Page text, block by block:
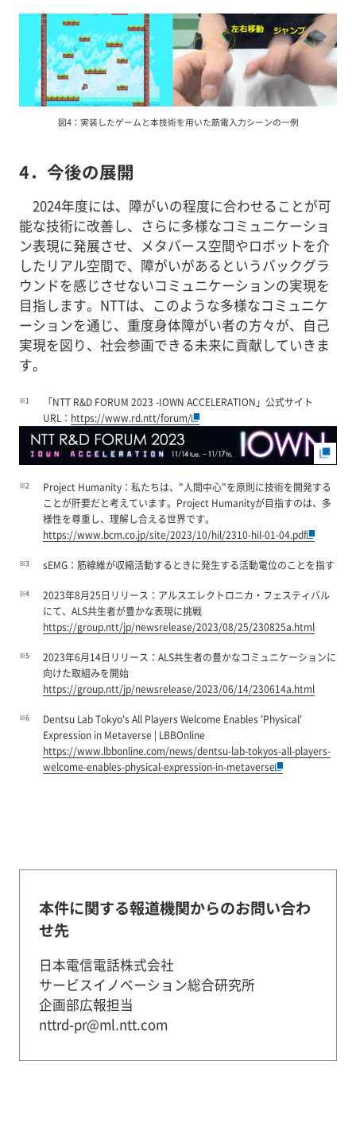
図4：実装したゲームと本技術を用いた筋電入力シーンの一例
4．今後の展開
2024年度には、障がいの程度に合わせることが可
能な技術に改善し、さらに多様なコミュニケーショ
ン表現に発展させ、メタバース空間やロボットを介
したリアル空間で、障がいがあるというバックグラ
ウンドを感じさせないコミュニケーションの実現を
目指します。NTTは、このような多様なコミュニケ
ーションを通じ、重度身体障がい者の方々が、自己
実現を図り、社会参画できる未来に貢献していきま
す。
※1
「NTT R&D FORUM 2023 -IOWN ACCELERATION」公式サイト
URL： https://www.rd.ntt/forum/
※2
Project Humanity：私たちは、"人間中心"を原則に技術を開発する
ことが肝要だと考えています。Project Humanityが目指すのは、多
様性を尊重し、理解し合える世界です。
https://www.bcm.co.jp/site/2023/10/hil/2310-hil-01-04.pdf
※3 sEMG：筋線維が収縮活動するときに発生する活動電位のことを指す
※4
2023年8月25日リリース：アルスエレクトロニカ・フェスティバル
にて、ALS共生者が豊かな表現に挑戦
https://group.ntt/jp/newsrelease/2023/08/25/230825a.html
※5
2023年6月14日リリース：ALS共生者の豊かなコミュニケーションに
向けた取組みを開始
https://group.ntt/jp/newsrelease/2023/06/14/230614a.html
※6
Dentsu Lab Tokyo's All Players Welcome Enables 'Physical'
Expression in Metaverse | LBBOnline
https://www.lbbonline.com/news/dentsu-lab-tokyos-all-players-
welcome-enables-physical-expression-in-metaverse
本件に関する報道機関からのお問い合わ
せ先
日本電信電話株式会社
サービスイノベーション総合研究所
企画部広報担当
nttrd-pr@ml.ntt.com